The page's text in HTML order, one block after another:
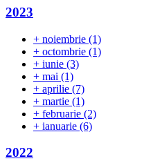
2023
+ noiembrie (1)
+ octombrie (1)
+ iunie (3)
+ mai (1)
+ aprilie (7)
+ martie (1)
+ februarie (2)
+ ianuarie (6)
2022